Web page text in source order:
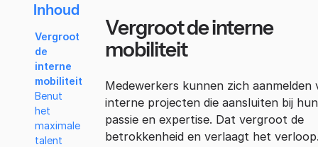
Inhoud
Vergroot
de
interne
mobiliteit
Benut
het
maximale
talent
Vergroot de interne
mobiliteit
Medewerkers kunnen zich aanmelden
interne projecten die aansluiten bij hun
passie en expertise. Dat vergroot de
betrokkenheid en verlaagt het